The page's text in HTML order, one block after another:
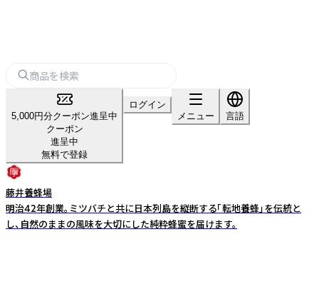
5,000円分クーポン進呈中
クーポン
進呈中
無料で登録
ログイン
メニュー
言語
藤井養蜂場
明治42年創業。ミツバチと共に日本列島を縦断する「転地養蜂」を伝統と
し、自然のままの風味を大切にした純粋蜂蜜を届けます。